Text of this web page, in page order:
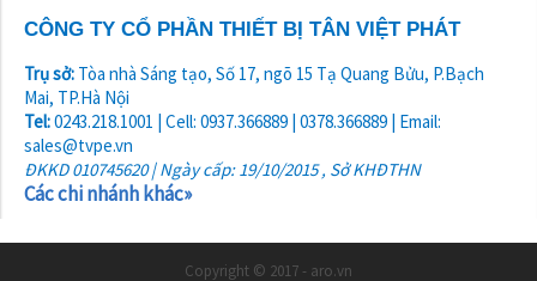
CÔNG TY CỔ PHẦN THIẾT BỊ TÂN VIỆT PHÁT
Trụ sở: Tòa nhà Sáng tạo, Số 17, ngõ 15 Tạ Quang Bửu, P.Bạch
Mai, TP.Hà Nội
Tel:0243.218.1001 | Cell: 0937.366889 | 0378.366889 | Email:
sales@tvpe.vn
ĐKKD 010745620 | Ngày cấp: 19/10/2015 , Sở KHĐTHN
Các chi nhánh khác»
Copyright © 2017 - aro.vn